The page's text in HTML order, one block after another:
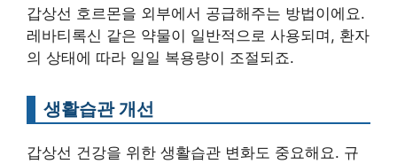
갑상선 호르몬을 외부에서 공급해주는 방법이에요.
레바티록신 같은 약물이 일반적으로 사용되며, 환자
의 상태에 따라 일일 복용량이 조절되죠.
생활습관 개선
갑상선 건강을 위한 생활습관 변화도 중요해요. 규